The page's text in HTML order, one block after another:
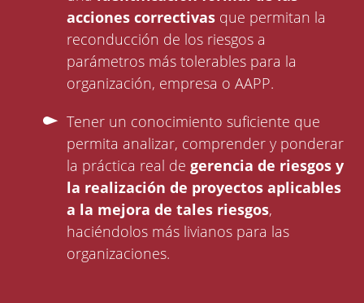
acciones correctivas que permitan la
reconducción de los riesgos a
parámetros más tolerables para la
organización, empresa o AAPP.
Tener un conocimiento suficiente que
permita analizar, comprender y ponderar
la práctica real degerencia de riesgos y
la realización de proyectos aplicables
a la mejora de tales riesgos,
haciéndolos más livianos para las
organizaciones.